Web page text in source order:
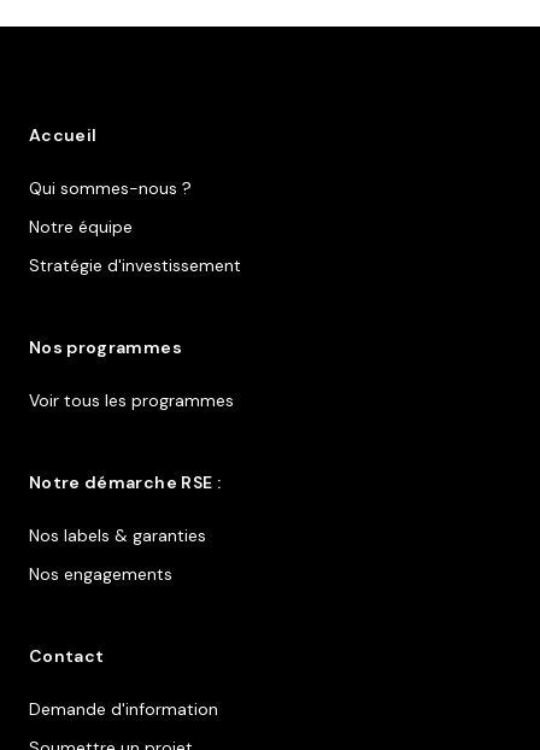
Accueil
Qui sommes-nous ?
Notre équipe
Stratégie d'investissement
Nos programmes
Voir tous les programmes
Notre démarche RSE :
Nos labels & garanties
Nos engagements
Contact
Demande d'information